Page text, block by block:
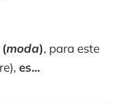
moda), para este
es...